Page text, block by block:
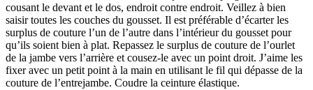
cousant le devant et le dos, endroit contre endroit. Veillez à bien
saisir toutes les couches du gousset. Il est préférable d’écarter les
surplus de couture l’un de l’autre dans l’intérieur du gousset pour
qu’ils soient bien à plat. Repassez le surplus de couture de l’ourlet
de la jambe vers l’arrière et cousez-le avec un point droit. J’aime les
fixer avec un petit point à la main en utilisant le fil qui dépasse de la
couture de l’entrejambe. Coudre la ceinture élastique.